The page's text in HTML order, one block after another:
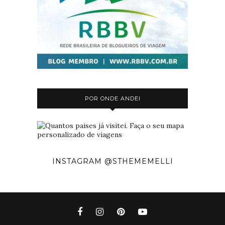
POR ONDE ANDEI
INSTAGRAM @STHEMEMELLI